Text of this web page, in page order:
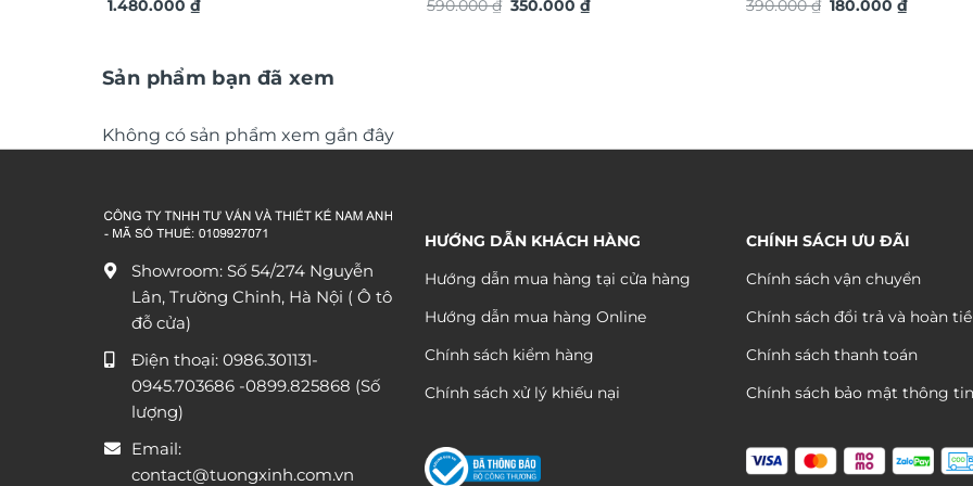
TDV20
1.480.000₫
ứng dát vàng TG4927S
590.000₫ Giá
350.000₫Giá
390.000₫ Giá
180.000₫Giá
Sản phẩm bạn đã xem
Không có sản phẩm xem gần đây
Showroom: Số 54/274 Nguyễn
Lân, Trường Chinh, Hà Nội ( Ô tô
đỗ cửa)
Điện thoại: 0986.301131-
0945.703686 -0899.825868 (Số
lượng)
Email:
contact@tuongxinh.com.vn
HƯỚNG DẪN KHÁCH HÀNG
Hướng dẫn mua hàng tại cửa hàng
Hướng dẫn mua hàng Online
Chính sách kiểm hàng
Chính sách xử lý khiếu nại
CHÍNH SÁCH ƯU ĐÃI
Chính sách vận chuyển
Chính sách đổi trả và hoàn
Chính sách thanh toán
Chính sách bảo mật thông tin